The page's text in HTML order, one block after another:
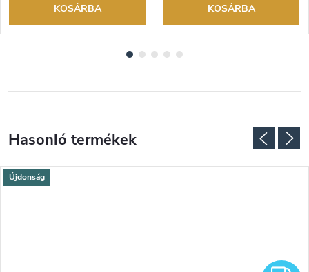
KOSÁRBA KOSÁRBA
Újdonság